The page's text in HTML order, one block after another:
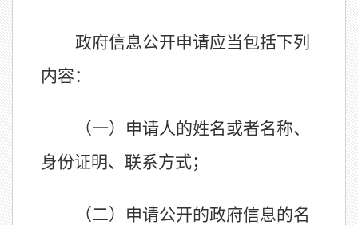
政府信息公开申请应当包括下列
内容：
（一）申请人的姓名或者名称、
身份证明、联系方式；
（二）申请公开的政府信息的名